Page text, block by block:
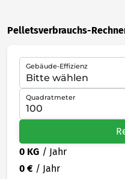
Pelletsverbrauchs-
Gebäude-Effizienz
Quadratmeter
0 KG / Jahr
0 € / Jahr